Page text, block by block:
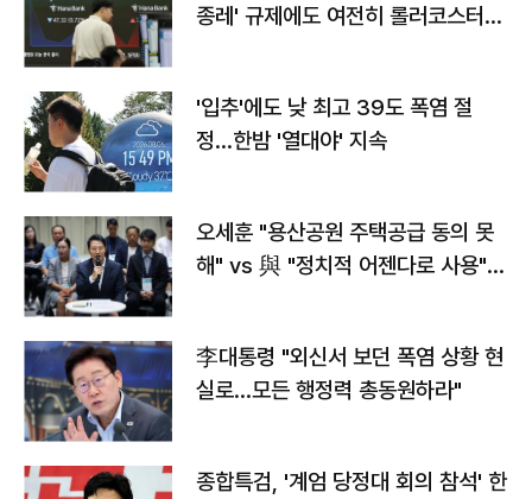
종레' 규제에도 여전히 롤러코스터
'입추'에도 낮 최고 39도 폭염 절
정…한밤 '열대야' 지속
오세훈 "용산공원 주택공급 동의 못
해" vs 與 "정치적 어젠다로 사용"
李대통령 "외신서 보던 폭염 상황 현
실로…모든 행정력 총동원하라"
종합특검, '계엄 당정대 회의 참석' 한